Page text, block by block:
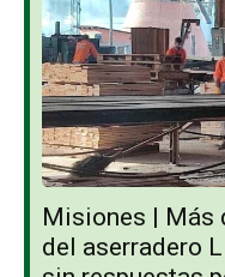
Misiones | Más
del aserradero